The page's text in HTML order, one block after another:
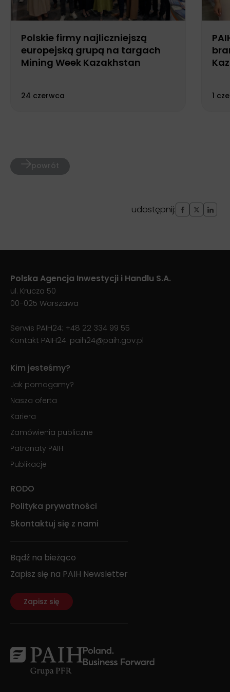
Polskie firmy najliczniejszą
europejską grupą na targach
Mining Week Kazakhstan
24 czerwca 1
powrót
udostępnij:
Polska Agencja Inwestycji i Handlu S.A.
ul. Krucza 50
00-025 Warszawa
Serwis PAIH24: +48 22 334 99 55
Kontakt PAIH24: paih24@paih.gov.pl
Kim jesteśmy?
Jak pomagamy?
Nasza oferta
Kariera
Zamówienia publiczne
Patronaty PAIH
Publikacje
RODO
Polityka prywatności
Skontaktuj się z nami
Bądź na bieżąco
Zapisz się na PAIH Newsletter
Zapisz się